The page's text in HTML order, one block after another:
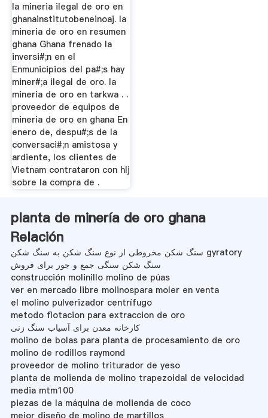
la mineria ilegal de oro en
ghanainstitutobeneinoaj. la
mineria de oro en resumen
ghana Ghana frenado la
inversi#;n en el
Enmunicipios del pa#;s hay
miner#;a ilegal de oro. la
mineria de oro en tarkwa . .
proveedor de equipos de
mineria de oro en ghana En
enero de, despu#;s de la
conversaci#;n amistosa y
ardiente, los clientes de
Vietnam contrataron con hlj
sobre la compra de .
planta de minería de oro ghana
Relación
سنگ شکن مخروطی از نوع سنگ شکن به سنگ شکن gyratory
سنگ شکن سنگی جمع و جور برای فروش
construcción molinillo molino de púas
ver en mercado libre molinospara moler en venta
el molino pulverizador centrífugo
metodo flotacion para extraccion de oro
کارخانه معدن برای آسیاب سنگ زنی
molino de bolas para planta de procesamiento de oro
molino de rodillos raymond
proveedor de molino triturador de yeso
planta de molienda de molino trapezoidal de velocidad
media mtm100
piezas de la máquina de molienda de coco
mejor diseño de molino de martillos